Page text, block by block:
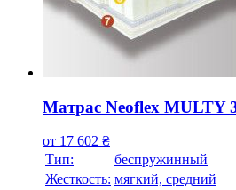
Матрас Neoflex MULTY
от 17 602 ₴
Тип:
беспружинный
Жесткость: мягкий, средний